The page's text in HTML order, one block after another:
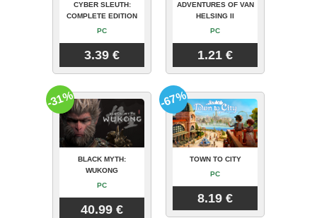
CYBER SLEUTH:
COMPLETE EDITION
PC
3.39 €
ADVENTURES OF VAN
HELSING II
PC
1.21 €
BLACK MYTH:
WUKONG
PC
40.99 €
-31%
TOWN TO CITY
PC
8.19 €
-67%